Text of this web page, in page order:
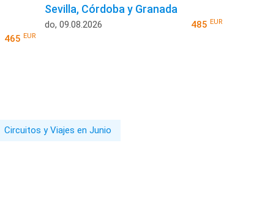
465EUR
Sevilla, Córdoba y Granada
do, 09.08.2026 485 EUR
Circuitos y Viajes en Junio